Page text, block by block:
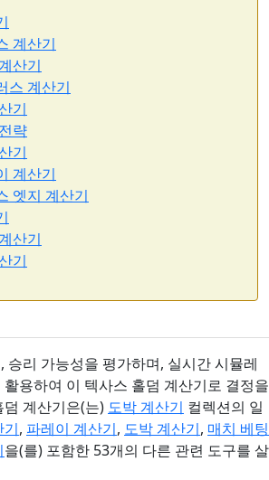
계산기
산기
스 계산기
기
략
기
계산기
엣지 계산기
산기
기
승리 가능성을 평가하며, 실시간 시뮬레
용하여 이 텍사스 홀덤 계산기로 결정을
계산기은(는) 도박 계산기 컬렉션의 일
, 파레이 계산기, 도박 계산기, 매치 베팅
을(를) 포함한 53개의 다른 관련 도구를 살